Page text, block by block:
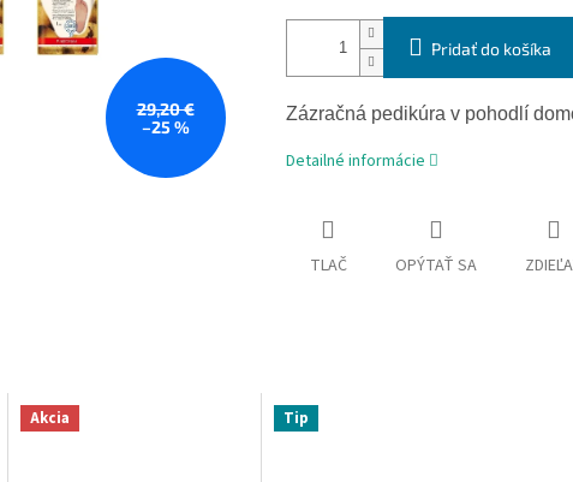
29,20 €
–25 %
Pridať do košíka
Zázračná pedikúra v pohodlí
Detailné informácie
TLAČ OPÝTAŤ SA
Akcia Tip